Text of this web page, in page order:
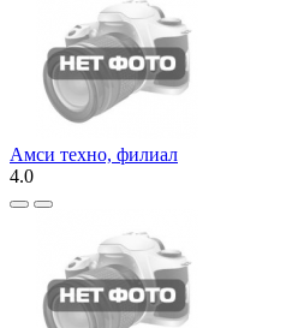
Амси техно, филиал
4.0